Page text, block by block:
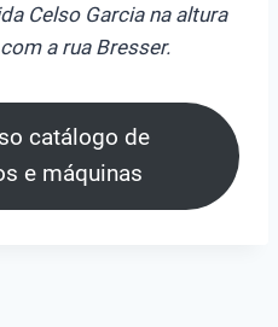
Celso Garcia na altura
a rua Bresser.
catálogo de
e máquinas